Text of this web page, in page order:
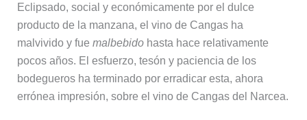
Eclipsado, social y económicamente por el dulce
producto de la manzana, el vino de Cangas ha
malvivido y fue malbebidohasta hace relativamente
pocos años. El esfuerzo, tesón y paciencia de los
bodegueros ha terminado por erradicar esta, ahora
errónea impresión, sobre el vino de Cangas del Narcea.